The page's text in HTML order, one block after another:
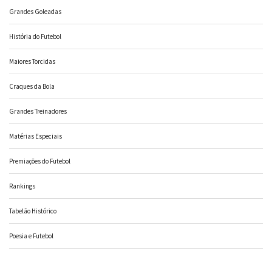
Grandes Goleadas
História do Futebol
Maiores Torcidas
Craques da Bola
Grandes Treinadores
Matérias Especiais
Premiações do Futebol
Rankings
Tabelão Histórico
Poesia e Futebol